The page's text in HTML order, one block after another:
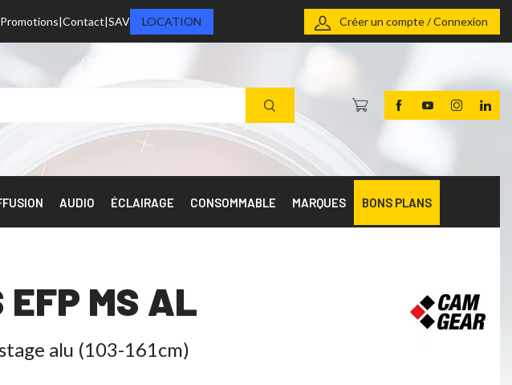
Promotions Contact SAV LOCATION Créer un compte / Connexion
AUDIO ÉCLAIRAGE CONSOMMABLE MARQUES BONS PLANS
MS AL
alu (103-161cm)